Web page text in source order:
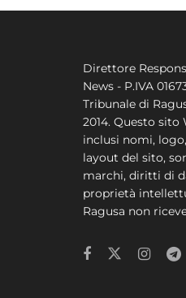
Direttore
News - P.IVA
Tribunale di
2014. Questo sito
inclusi nomi,
layout del sito,
marchi, diritti di
proprietà
Ragusa non